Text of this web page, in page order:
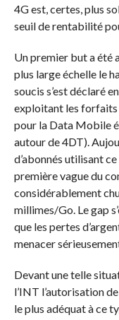
4G est, certes, plus
seuil de rentabilité
Un premier but a été
plus large échelle le
soucis s’est déclaré
exploitant les forfaits
pour la Data Mobile
autour de 4DT).
d’abonnés utilisant
première vague du
considérablement
millimes/Go. Le gap
que les pertes
menacer
Devant une telle
l’INT l’autorisation
le plus adéquat à ce